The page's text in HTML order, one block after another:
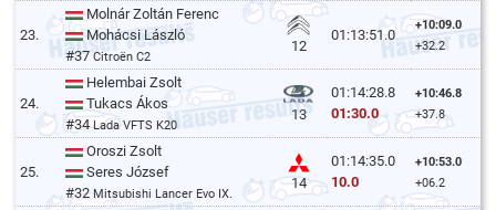
23.
Molnár Zoltán Ferenc
Mohácsi László
#37Citroën C2
12
01:13:51.0
+10:09.0
+32.2
24.
Helembai Zsolt
Tukacs Ákos
#34Lada VFTS K20
13
01:14:28.8
01:30.0
+10:46.8
+37.8
25.
Oroszi Zsolt
Seres József
#32Mitsubishi Lancer Evo IX.
14
01:14:35.0
10.0
+10:53.0
+06.2